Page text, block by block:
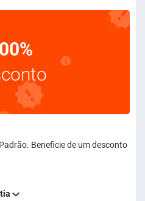
Beneficie de um desconto